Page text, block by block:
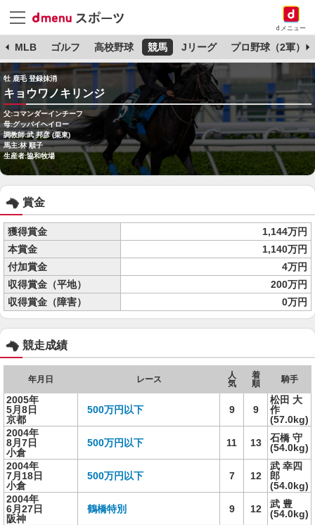
dメニュー
MLB ゴルフ 高校野球 競馬 Jリーグ プロ野球（2軍）
牡 鹿毛 登録抹消
キョウワノキリンジ
父:コマンダーインチーフ
母:グッバイヘイロー
調教師:武 邦彦 (栗東)
馬主:林 順子
生産者:協和牧場
賞金
獲得賞金
1,144万円
本賞金
1,140万円
付加賞金
4万円
収得賞金（平地）
200万円
収得賞金（障害）
0万円
競走成績
年月日 レース
人
気
着
順
騎手
2005年
5月8日
京都
500万円以下 9 9
松田 大
作
(57.0kg)
2004年
8月7日
小倉
500万円以下 11 13
石橋 守
(54.0kg)
2004年
7月18日
小倉
500万円以下 7 12
武 幸四
郎
(54.0kg)
2004年
6月27日
阪神
鶴橋特別 9 12
武 豊
(54.0kg)